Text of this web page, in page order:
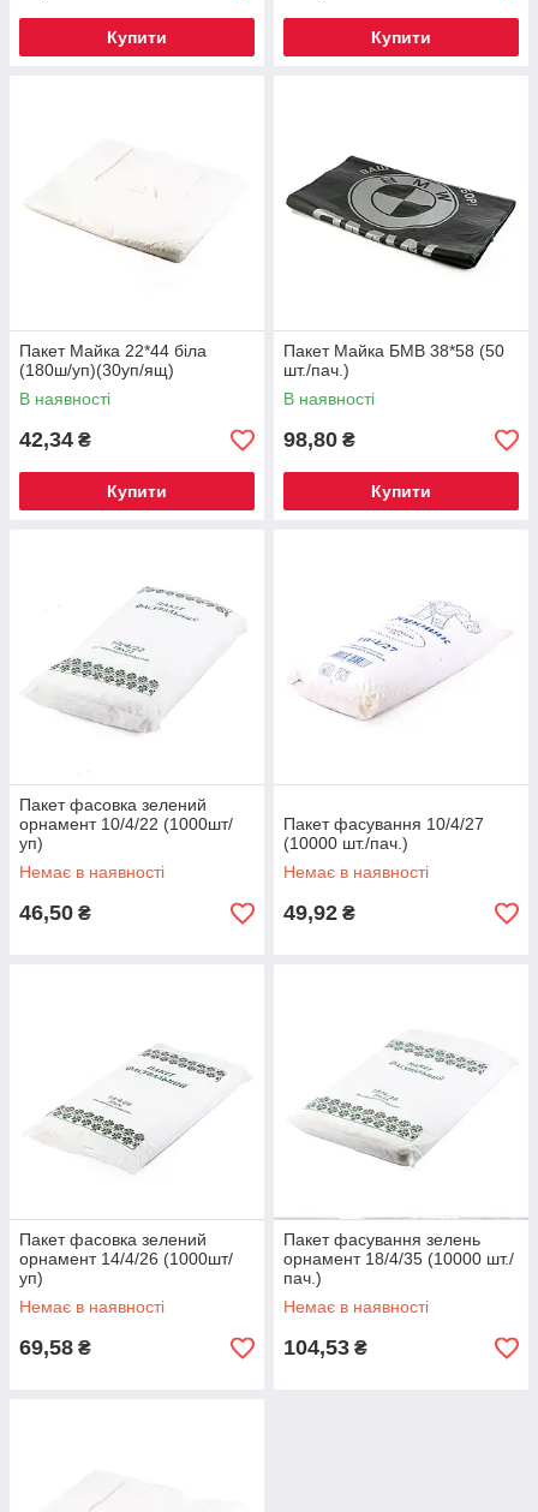
Купити Купити
Пакет Майка 22*44 біла
(180ш/уп)(30уп/ящ)
В наявності
42,34 ₴
Купити
Пакет Майка БМВ 38*58 (50
шт./пач.)
В наявності
98,80 ₴
Купити
Пакет фасовка зелений
орнамент 10/4/22 (1000шт/
уп)
Немає в наявності
46,50 ₴
Пакет фасування 10/4/27
(10000 шт./пач.)
Немає в наявності
49,92 ₴
Пакет фасовка зелений
орнамент 14/4/26 (1000шт/
уп)
Немає в наявності
69,58 ₴
Пакет фасування зелень
орнамент 18/4/35 (10000 шт./
пач.)
Немає в наявності
104,53 ₴